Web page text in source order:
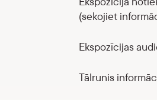
(sekojiet
Ekspozīcijas
Tālrunis